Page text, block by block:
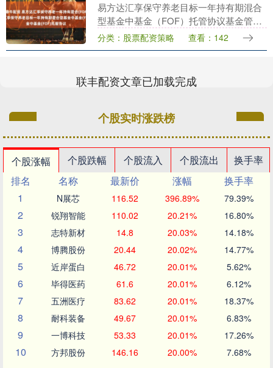
易方达汇享保守养老目标一年持有期混合
型基金中基金（FOF）托管协议基金管理
人：易方达基金管理有限公司基金托管
人：交通银行股份有限公司二〇二五年五
分类：股票配资策略 查看：142
联丰配资文章已加载完成
个股实时涨跌榜
个股涨幅 个股跌幅 个股流入 个股流出
换手率
排名
名称 最新价 涨幅
换手率
1
N展芯 116.52 396.89% 79.39%
2 锐翔智能 110.02 20.21% 16.80%
3 志特新材 14.8 20.03% 14.18%
4 博腾股份 20.44 20.02% 14.77%
5 近岸蛋白 46.72 20.01% 5.62%
6 毕得医药 61.6 20.01% 6.12%
7 五洲医疗 83.62 20.01% 18.37%
8 耐科装备 49.67 20.01% 6.83%
9 一博科技 53.33 20.01% 17.26%
10 方邦股份 146.16 20.00% 7.68%